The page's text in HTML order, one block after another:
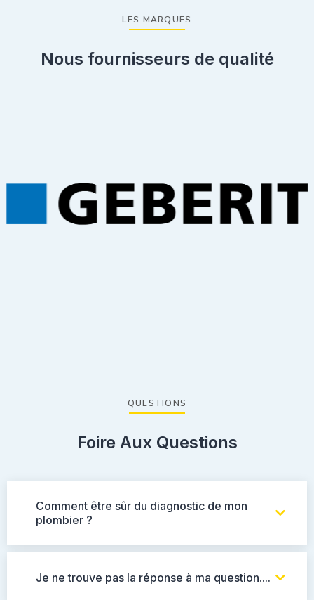
LES MARQUES
Nous fournisseurs de qualité
QUESTIONS
Foire Aux Questions
Comment être sûr du diagnostic de mon
plombier ?
Je ne trouve pas la réponse à ma question....